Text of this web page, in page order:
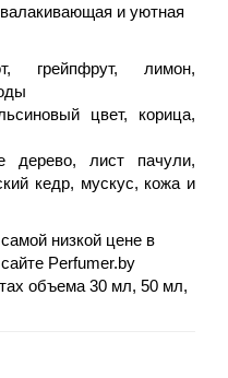
и уютная
грейпфрут, лимон,
цвет, корица,
дерево, лист пачули,
кедр, мускус, кожа и
низкой цене в
Perfumer.by
объема 30 мл, 50 мл,